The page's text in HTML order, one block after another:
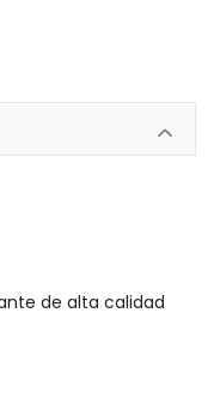
de alta calidad